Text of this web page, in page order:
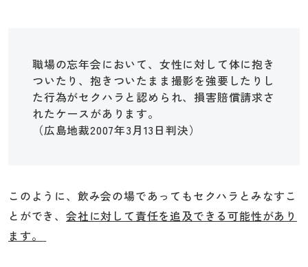
職場の忘年会において、女性に対して体に抱き
ついたり、抱きついたまま撮影を強要したりし
た行為がセクハラと認められ、損害賠償請求さ
れたケースがあります。
（広島地裁2007年3月13日判決）
このように、飲み会の場であってもセクハラとみなすこ
とができ、 会社に対して責任を追及できる可能性があり
ます。